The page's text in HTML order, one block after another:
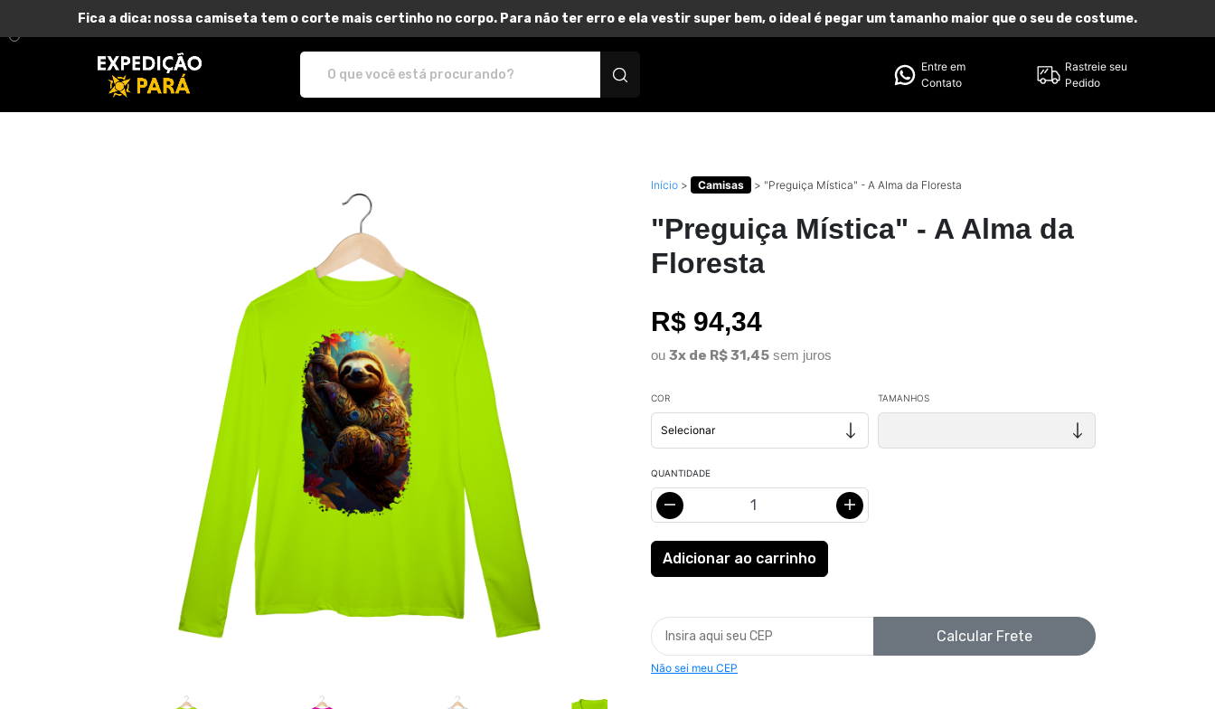
Fica a dica: nossa camiseta tem o corte mais certinho no corpo. Para não ter erro e ela vestir super bem, o ideal é pegar um tamanho maior que o seu de costume.
Expedição Pará - Camisetas e produtos personalizados
Entre em
Contato
Rastreie seu
Pedido
Início > Camisas > "Preguiça Mística" - A Alma da Floresta
"Preguiça Mística" - A Alma da
Floresta
R$ 94,34
ou 3x de R$ 31,45 sem juros
COR TAMANHOS
QUANTIDADE
Calcular Frete
Não sei meu CEP